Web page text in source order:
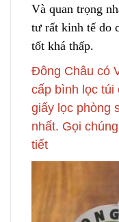
Và quan trọng
tư rất kinh tế do
tốt khá thấp.
Đông Châu có
cấp bình lọc túi
giấy lọc phòng
nhất. Gọi
tiết